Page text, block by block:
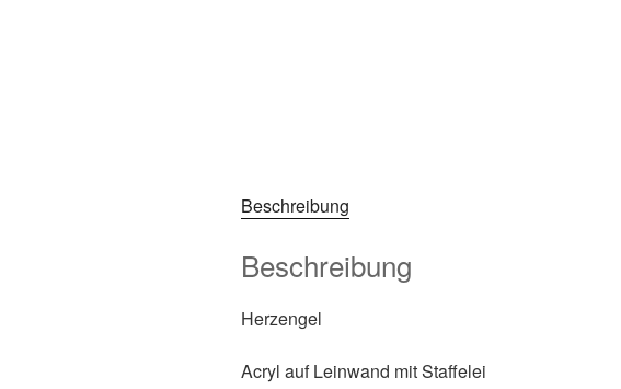
Beschreibung
Beschreibung
Herzengel
Acryl auf Leinwand mit Staffelei